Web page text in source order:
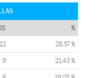
%
12 28,57 %
9 21,43 %